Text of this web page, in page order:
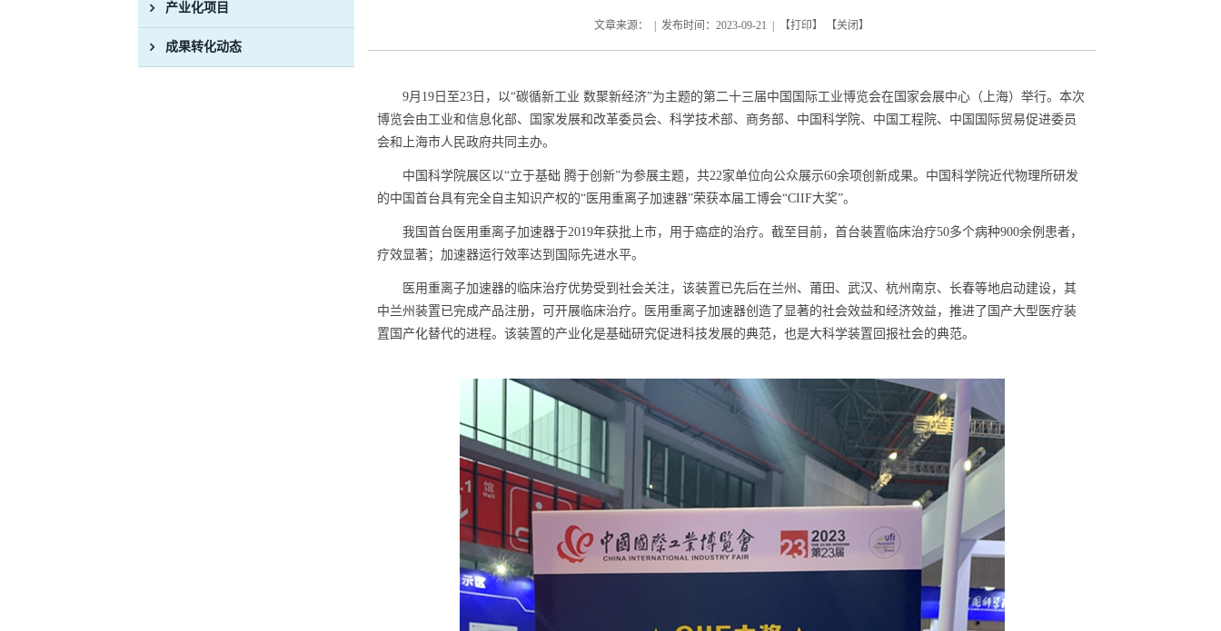
产业化项目
成果转化动态
文章来源： | 发布时间：2023-09-21 | 【打印】 【关闭 】
9月19日至23日，以“碳循新工业 数聚新经济”为主题的第二十三届中国国际工业博览会在国家会展中心（上海）举行。本次
博览会由工业和信息化部、国家发展和改革委员会、科学技术部、商务部、中国科学院、中国工程院、中国国际贸易促进委员
会和上海市人民政府共同主办。
中国科学院展区以“立于基础 腾于创新”为参展主题，共22家单位向公众展示60余项创新成果。中国科学院近代物理所研发
的中国首台具有完全自主知识产权的“医用重离子加速器”荣获本届工博会“CIIF大奖”。
我国首台医用重离子加速器于2019年获批上市，用于癌症的治疗。截至目前，首台装置临床治疗50多个病种900余例患者，
疗效显著；加速器运行效率达到国际先进水平。
医用重离子加速器的临床治疗优势受到社会关注，该装置已先后在兰州、莆田、武汉、杭州南京、长春等地启动建设，其
中兰州装置已完成产品注册，可开展临床治疗。
医用重离子加速器创造了显著的社会效益和经济效益，推进了国产大型医疗装
置国产化替代的进程。该装置的产业化是基础研究促进科技发展的典范，也是大科学装置回报社会的典范。